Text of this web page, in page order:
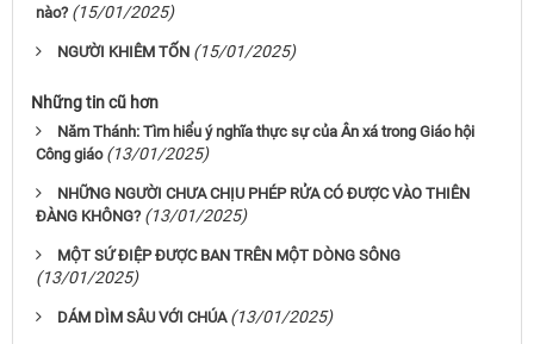
nào? (15/01/2025)
NGƯỜI KHIÊM TỐN (15/01/2025)
Những tin cũ hơn
Năm Thánh: Tìm hiểu ý nghĩa thực sự của Ân xá trong Giáo hội
Công giáo (13/01/2025)
NHỮNG NGƯỜI CHƯA CHỊU PHÉP RỬA CÓ ĐƯỢC VÀO THIÊN
ĐÀNG KHÔNG? (13/01/2025)
MỘT SỨ ĐIỆP ĐƯỢC BAN TRÊN MỘT DÒNG SÔNG
(13/01/2025)
DÁM DÌM SÂU VỚI CHÚA (13/01/2025)